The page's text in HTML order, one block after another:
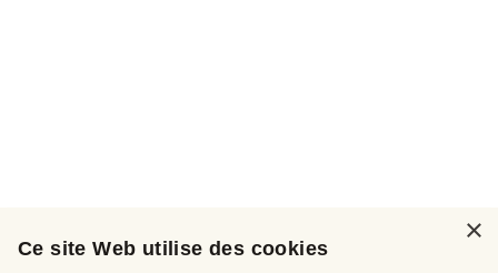
×
Ce site Web utilise des cookies